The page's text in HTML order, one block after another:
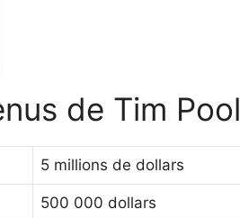
de Tim Pool
5 millions de dollars
500 000 dollars